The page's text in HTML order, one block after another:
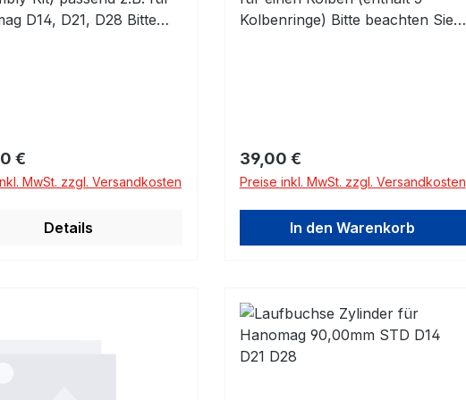
D14, D21, D28 Bitte
Zylinderbuchse -
mit O-Ringen
Preis:
€
MwSt. zzgl. Versandkosten
Details
Kolbenringe) Bitte beachten Sie
Regulärer Preis:
39,00 €
Preise inkl. MwSt. zzgl. Versandkosten
In den Warenkorb